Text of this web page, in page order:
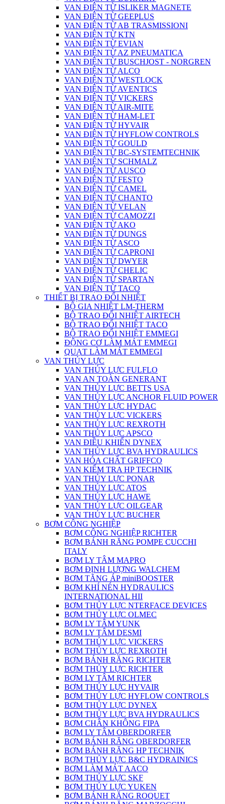
VAN ĐIỆN TỪ ISLIKER MAGNETE
VAN ĐIỆN TỪ GEEPLUS
VAN ĐIỆN TỪ AB TRASMISSIONI
VAN ĐIỆN TỪ KTN
VAN ĐIỆN TỪ EVIAN
VAN ĐIỆN TỪ AZ PNEUMATICA
VAN ĐIỆN TỪ BUSCHJOST - NORGREN
VAN ĐIỆN TỪ ALCO
VAN ĐIỆN TỪ WESTLOCK
VAN ĐIỆN TỪ AVENTICS
VAN ĐIỆN TỪ VICKERS
VAN ĐIỆN TỪ AIR-MITE
VAN ĐIỆN TỪ HAM-LET
VAN ĐIỆN TỪ HYVAIR
VAN ĐIỆN TỪ HYFLOW CONTROLS
VAN ĐIỆN TỪ GOULD
VAN ĐIỆN TỪ BC-SYSTEMTECHNIK
VAN ĐIỆN TỪ SCHMALZ
VAN ĐIỆN TỪ AUSCO
VAN ĐIỆN TỪ FESTO
VAN ĐIỆN TỪ CAMEL
VAN ĐIỆN TỪ CHANTO
VAN ĐIỆN TỪ VELAN
VAN ĐIỆN TỪ CAMOZZI
VAN ĐIỆN TỪ AKO
VAN ĐIỆN TỪ DUNGS
VAN ĐIỆN TỪ ASCO
VAN ĐIỆN TỪ CAPRONI
VAN ĐIỆN TỪ DWYER
VAN ĐIỆN TỪ CHELIC
VAN ĐIỆN TỪ SPARTAN
VAN ĐIỆN TỪ TACO
THIẾT BỊ TRAO ĐỔI NHIỆT
BỘ GIA NHIỆT LM-THERM
BỘ TRAO ĐỔI NHIỆT AIRTECH
BỘ TRAO ĐỔI NHIỆT TACO
BỘ TRAO ĐỔI NHIỆT EMMEGI
ĐỘNG CƠ LÀM MÁT EMMEGI
QUẠT LÀM MÁT EMMEGI
VAN THỦY LỰC
VAN THỦY LỰC FULFLO
VAN AN TOÀN GENERANT
VAN THỦY LỰC BETTS USA
VAN THỦY LỰC ANCHOR FLUID POWER
VAN THỦY LỰC HYDAC
VAN THỦY LỰC VICKERS
VAN THỦY LỰC REXROTH
VAN THỦY LỰC APSCO
VAN ĐIỀU KHIỂN DYNEX
VAN THỦY LỰC BVA HYDRAULICS
VAN HÓA CHẤT GRIFFCO
VAN KIỂM TRA HP TECHNIK
VAN THỦY LỰC PONAR
VAN THỦY LỰC ATOS
VAN THỦY LỰC HAWE
VAN THỦY LỰC OILGEAR
VAN THỦY LỰC BUCHER
BƠM CÔNG NGHIỆP
BƠM CÔNG NGHIỆP RICHTER
BƠM BÁNH RĂNG POMPE CUCCHI
ITALY
BƠM LY TÂM MAPRO
BƠM ĐỊNH LƯỢNG WALCHEM
BƠM TĂNG ÁP miniBOOSTER
BƠM KHÍ NÉN HYDRAULICS
INTERNATIONAL HII
BƠM THỦY LỰC NTERFACE DEVICES
BƠM THỦY LỰC OLMEC
BƠM LY TÂM YUNK
BƠM LY TÂM DESMI
BƠM THỦY LỰC VICKERS
BƠM THỦY LỰC REXROTH
BƠM BÁNH RĂNG RICHTER
BƠM THỦY LỰC RICHTER
BƠM LY TÂM RICHTER
BƠM THỦY LỰC HYVAIR
BƠM THỦY LỰC HYFLOW CONTROLS
BƠM THỦY LỰC DYNEX
BƠM THỦY LỰC BVA HYDRAULICS
BƠM CHÂN KHÔNG FIPA
BƠM LY TÂM OBERDORFER
BƠM BÁNH RĂNG OBERDORFER
BƠM BÁNH RĂNG HP TECHNIK
BƠM THỦY LỰC B&C HYDRAINICS
BƠM LÀM MÁT AACO
BƠM THỦY LỰC SKF
BƠM THỦY LỰC YUKEN
BƠM BÁNH RĂNG ROQUET